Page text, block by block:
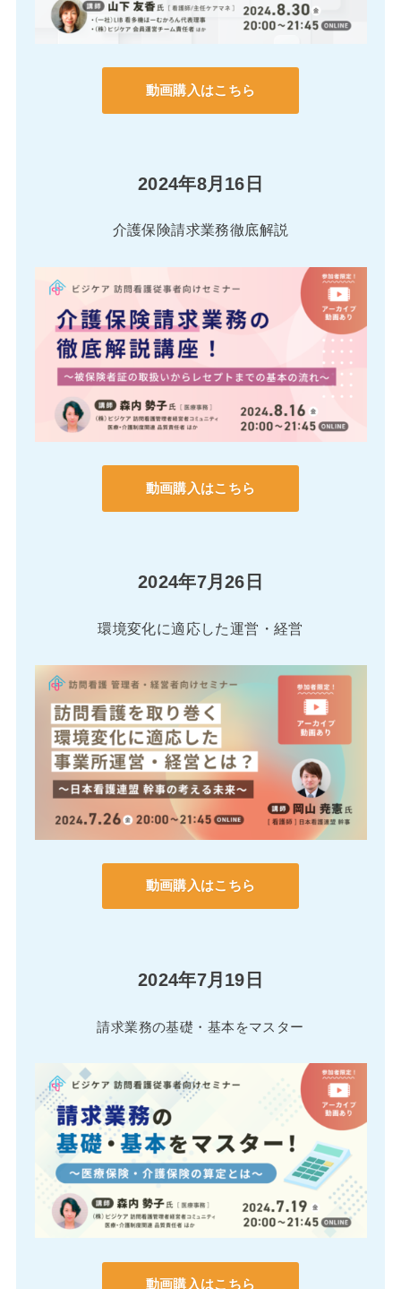
動画購入はこちら
2024年8月16日
介護保険請求業務徹底解説
動画購入はこちら
2024年7月26日
環境変化に適応した運営・経営
動画購入はこちら
2024年7月19日
請求業務の基礎・基本をマスター
動画購入はこちら